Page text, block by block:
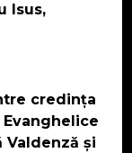
Isus,
credința
Valdenză și